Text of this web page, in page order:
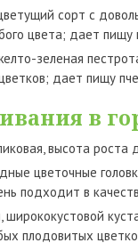
сорт с
цвета; дает пищу
зеленая
дает пищу
в
высота
цветочные
подходит в
ширококустовой
плодовитых